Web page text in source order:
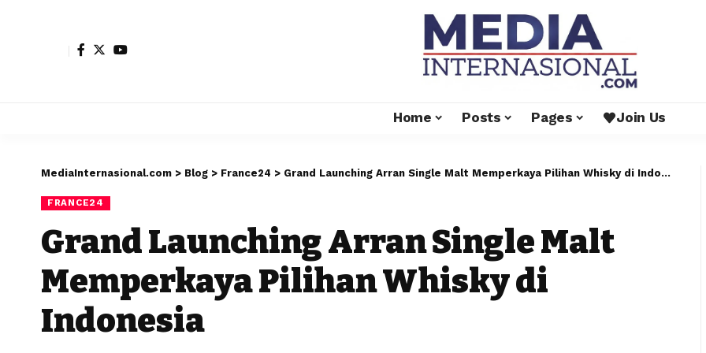
Home Posts Pages Join Us
MediaInternasional.com > Blog > France24 > Grand Launching Arran Single Malt Memperkaya Pilihan Whisky di Indonesia
FRANCE24
Grand Launching Arran Single Malt
Memperkaya Pilihan Whisky di
Indonesia